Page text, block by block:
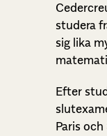
studera
sig lika
Efter
Paris